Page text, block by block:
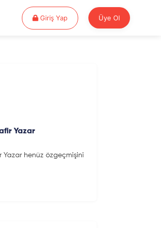
Giriş YapGiriş Yap Üye Ol
Yazar
Yazar henüz özgeçmişini